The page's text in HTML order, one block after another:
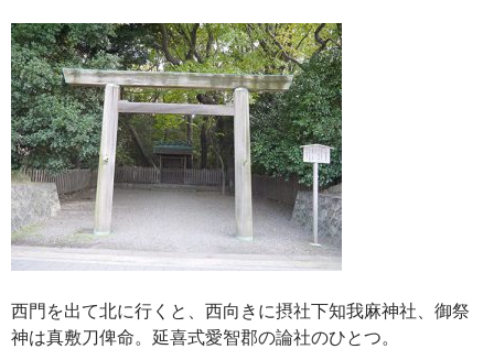
西門を出て北に行くと、西向きに摂社下知我麻神社、御祭
神は真敷刀俾命。延喜式愛智郡の論社のひとつ。